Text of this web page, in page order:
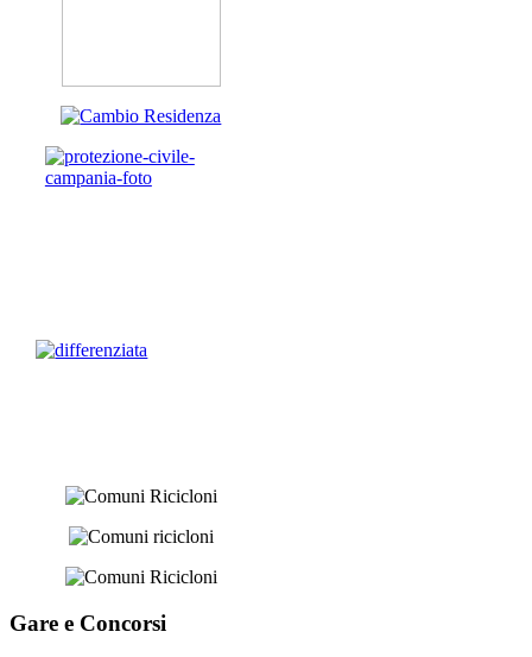
Gare e Concorsi